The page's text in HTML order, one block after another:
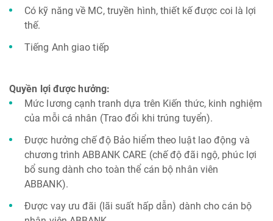
Có kỹ năng về MC, truyền hình, thiết kế được coi là lợi
thế.
Tiếng Anh giao tiếp
Quyền lợi được hưởng:
Mức lương cạnh tranh dựa trên Kiến thức, kinh nghiệm
của mỗi cá nhân (Trao đổi khi trúng tuyển).
Được hưởng chế độ Bảo hiểm theo luật lao động và
chương trình ABBANK CARE (chế độ đãi ngộ, phúc lợi
bổ sung dành cho toàn thể cán bộ nhân viên
ABBANK).
Được vay ưu đãi (lãi suất hấp dẫn) dành cho cán bộ